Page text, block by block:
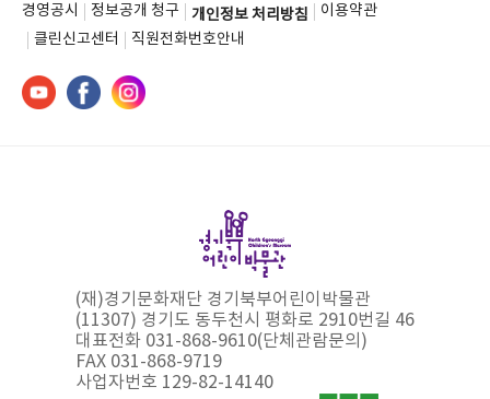
경영공시 정보공개 청구 개인정보 처리방침
이용약관
클린신고센터
직원전화번호안내
(재)경기문화재단 경기북부어린이박물관
(11307) 경기도 동두천시 평화로 2910번길 46
대표전화 031-868-9610(단체관람문의)
FAX 031-868-9719
사업자번호 129-82-14140